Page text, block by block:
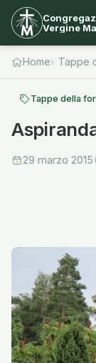
Vergine
Home Tappe
Tappe della
29 marzo 2015